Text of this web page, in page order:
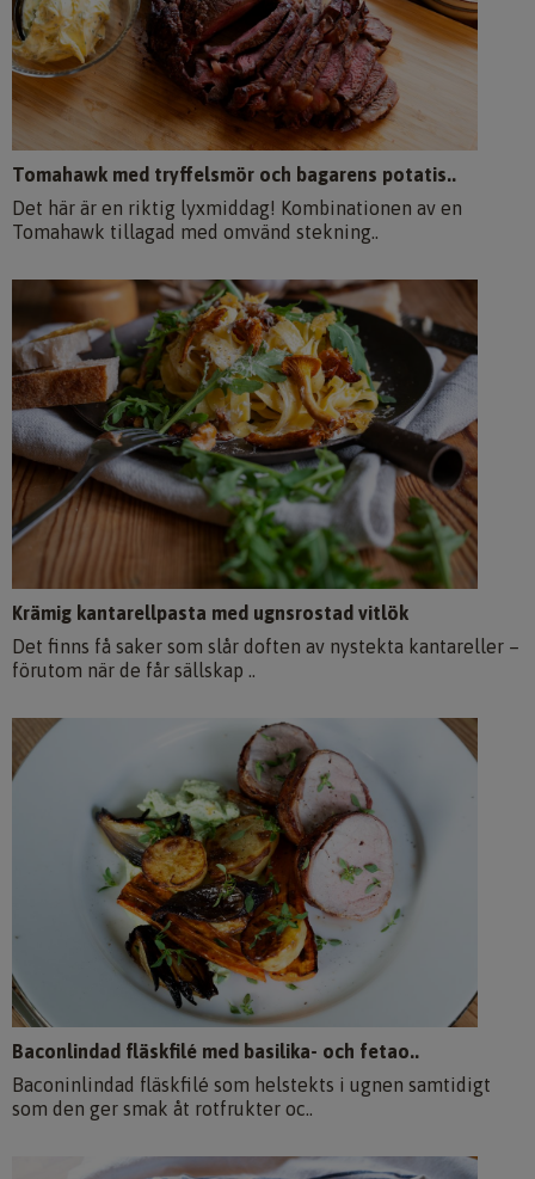
Tomahawk med tryffelsmör och bagarens potatis..
Det här är en riktig lyxmiddag! Kombinationen av en
Tomahawk tillagad med omvänd stekning..
Krämig kantarellpasta med ugnsrostad vitlök
Det finns få saker som slår doften av nystekta kantareller –
förutom när de får sällskap ..
Baconlindad fläskfilé med basilika- och fetao..
Baconinlindad fläskfilé som helstekts i ugnen samtidigt
som den ger smak åt rotfrukter oc..